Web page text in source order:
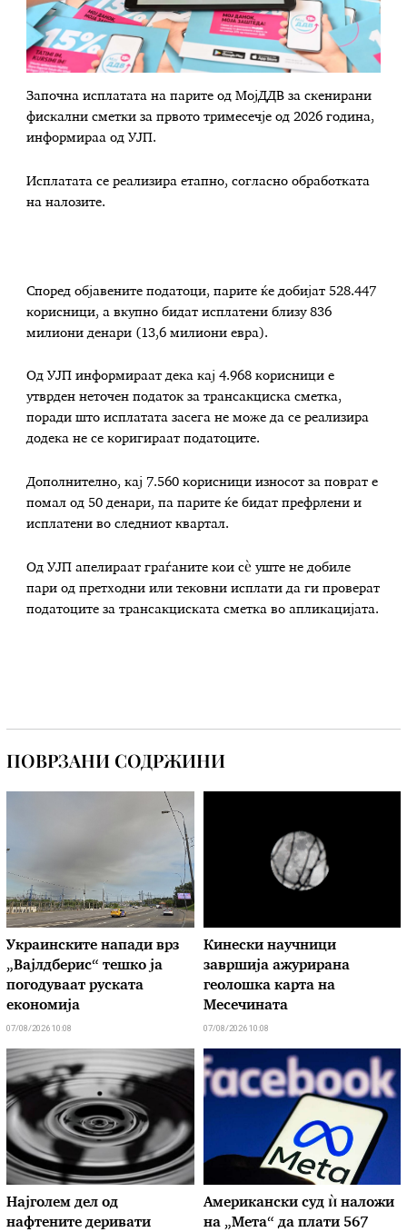
Започна исплатата на парите од МојДДВ за скенирани
фискални сметки за првото тримесечје од 2026 година,
информираа од УЈП.
Исплатата се реализира етапно, согласно обработката
на налозите.
Според објавените податоци, парите ќе добијат 528.447
корисници, а вкупно бидат исплатени близу 836
милиони денари (13,6 милиони евра).
Од УЈП информираат дека кај 4.968 корисници е
утврден неточен податок за трансакциска сметка,
поради што исплатата засега не може да се реализира
додека не се коригираат податоците.
Дополнително, кај 7.560 корисници износот за поврат е
помал од 50 денари, па парите ќе бидат префрлени и
исплатени во следниот квартал.
Од УЈП апелираат граѓаните кои сè уште не добиле
пари од претходни или тековни исплати да ги проверат
податоците за трансакциската сметка во апликацијата.
ПОВРЗАНИ СОДРЖИНИ
Украинските напади врз
„Вајлдберис“ тешко ја
погодуваат руската
економија
07/08/2026 10:08
Кинески научници
завршија ажурирана
геолошка карта на
Месечината
07/08/2026 10:08
Најголем дел од
нафтените деривати
Американски суд ѝ наложи
на „Мета“ да плати 567